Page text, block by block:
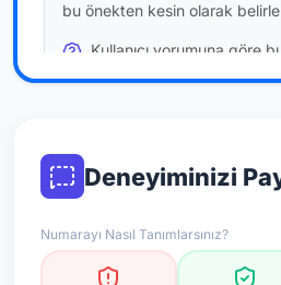
bu önekten kesin olarak
Kullanıcı yorumuna göre
çağrılaratemkinli
resmi doğrulama niteliği
*Not: Değerlendirmeler onaylı
güncellenir.
Deneyiminizi
Numarayı Nasıl Tanımlarsınız?